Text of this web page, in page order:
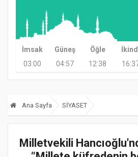
İmsak Güneş Öğle
03:00
04:57 12:38
Ana Sayfa SİYASET
Milletvekili